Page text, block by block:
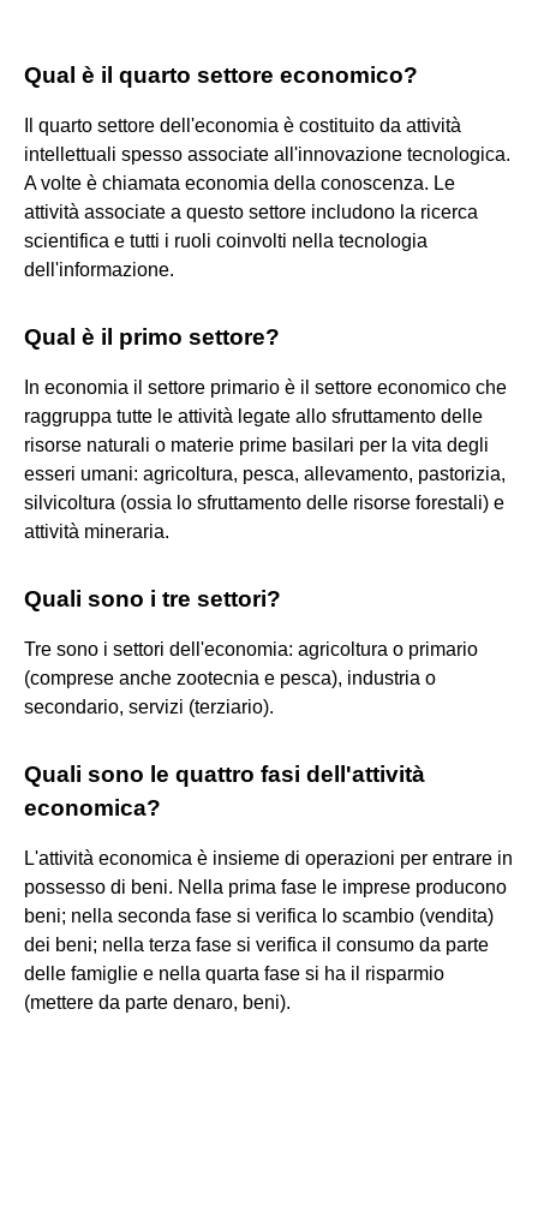
Qual è il quarto settore economico?
Il quarto settore dell'economia è costituito da attività
intellettuali spesso associate all'innovazione tecnologica.
A volte è chiamata economia della conoscenza. Le
attività associate a questo settore includono la ricerca
scientifica e tutti i ruoli coinvolti nella tecnologia
dell'informazione.
Qual è il primo settore?
In economia il settore primario è il settore economico che
raggruppa tutte le attività legate allo sfruttamento delle
risorse naturali o materie prime basilari per la vita degli
esseri umani: agricoltura, pesca, allevamento, pastorizia,
silvicoltura (ossia lo sfruttamento delle risorse forestali) e
attività mineraria.
Quali sono i tre settori?
Tre sono i settori dell'economia: agricoltura o primario
(comprese anche zootecnia e pesca), industria o
secondario, servizi (terziario).
Quali sono le quattro fasi dell'attività
economica?
L'attività economica è insieme di operazioni per entrare in
possesso di beni. Nella prima fase le imprese producono
beni; nella seconda fase si verifica lo scambio (vendita)
dei beni; nella terza fase si verifica il consumo da parte
delle famiglie e nella quarta fase si ha il risparmio
(mettere da parte denaro, beni).